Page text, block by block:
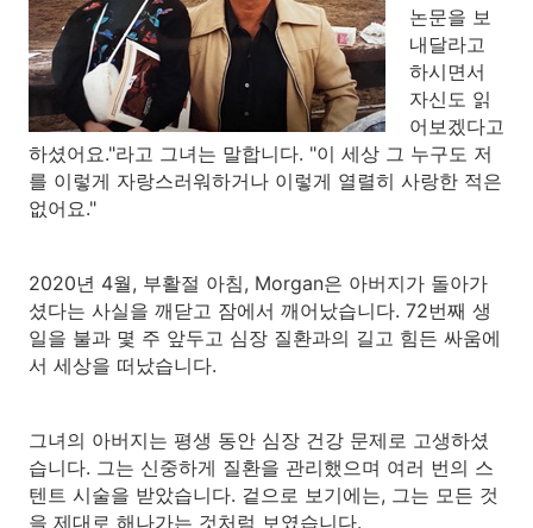
논문을 보
내달라고
하시면서
자신도 읽
어보겠다고
하셨어요."라고 그녀는 말합니다. "이 세상 그 누구도 저
를 이렇게 자랑스러워하거나 이렇게 열렬히 사랑한 적은
없어요."
2020년 4월, 부활절 아침, Morgan은 아버지가 돌아가
셨다는 사실을 깨닫고 잠에서 깨어났습니다. 72번째 생
일을 불과 몇 주 앞두고 심장 질환과의 길고 힘든 싸움에
서 세상을 떠났습니다.
그녀의 아버지는 평생 동안 심장 건강 문제로 고생하셨
습니다. 그는 신중하게 질환을 관리했으며 여러 번의 스
텐트 시술을 받았습니다. 겉으로 보기에는, 그는 모든 것
을 제대로 해나가는 것처럼 보였습니다.